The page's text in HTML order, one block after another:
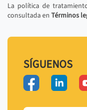
La política de
consultada en Términos
SÍGUENOS